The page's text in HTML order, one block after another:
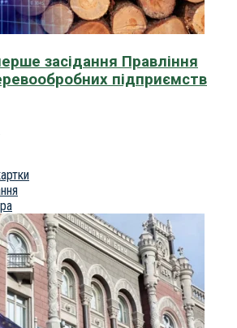
засідання Правління
підприємств